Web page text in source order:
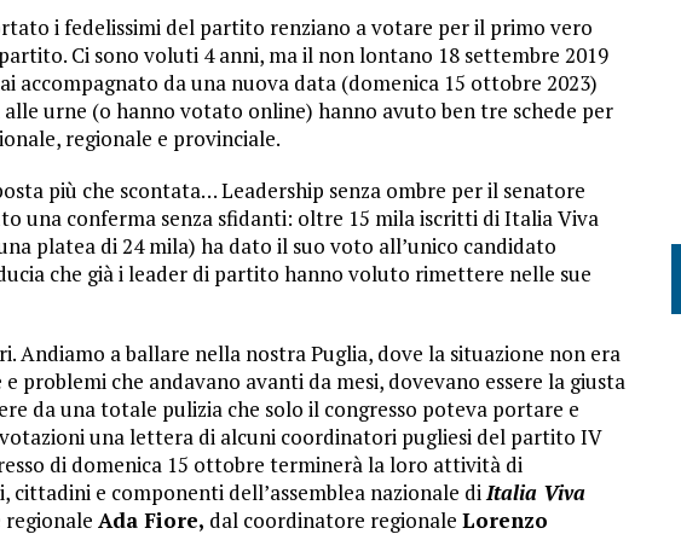
i fedelissimi del partito renziano a votare per il primo vero
Ci sono voluti 4 anni, ma il non lontano 18 settembre 2019
accompagnato da una nuova data (domenica 15 ottobre 2023)
alle urne (o hanno votato online) hanno avuto ben tre schede per
regionale e provinciale.
più che scontata… Leadership senza ombre per il senatore
una conferma senza sfidanti: oltre 15 mila iscritti di Italia Viva
platea di 24 mila) ha dato il suo voto all’unico candidato
che già i leader di partito hanno voluto rimettere nelle sue
Andiamo a ballare nella nostra Puglia, dove la situazione non era
problemi che andavano avanti da mesi, dovevano essere la giusta
da una totale pulizia che solo il congresso poteva portare e
una lettera di alcuni coordinatori pugliesi del partito IV
di domenica 15 ottobre terminerà la loro attività di
e componenti dell’assemblea nazionale diItalia Viva
Ada Fiore, dal coordinatore regionale Lorenzo